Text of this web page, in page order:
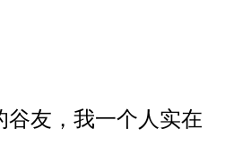
谷友 ，我一个人实在